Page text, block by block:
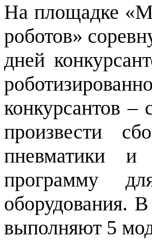
На площадке
роботов»
дней
конкурсантов –
произвести
пневматики и
программу
оборудования.
выполняют 5